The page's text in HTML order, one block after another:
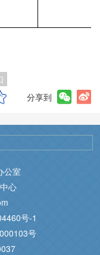
分享到
公室
心
号-1
号